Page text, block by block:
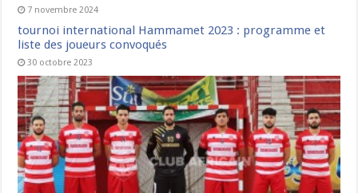
7 novembre 2024
tournoi international Hammamet 2023 : programme et
liste des joueurs convoqués
30 octobre 2023